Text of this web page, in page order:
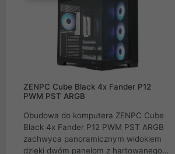
ZENPC Cube Black 4x Fander P12
PWM PST ARGB
Obudowa do komputera ZENPC Cube
Black 4x Fander P12 PWM PST ARGB
zachwyca panoramicznym widokiem
dzięki dwóm panelom z hartowanego